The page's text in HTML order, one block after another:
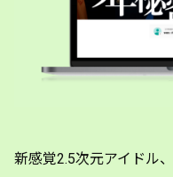
新感覚2.5次元アイドル、